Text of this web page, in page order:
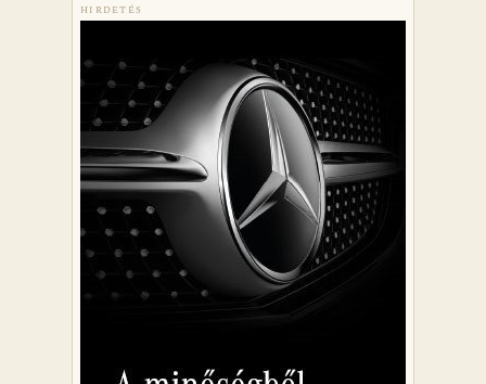
HIRDETÉS